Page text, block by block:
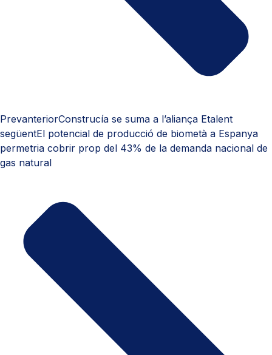
PrevanteriorConstrucía se suma a l’aliança Etalent
següentEl potencial de producció de biometà a Espanya
permetria cobrir prop del 43% de la demanda nacional de
gas natural